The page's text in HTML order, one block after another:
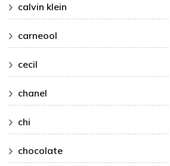
calvin klein
carneool
cecil
chanel
chi
chocolate